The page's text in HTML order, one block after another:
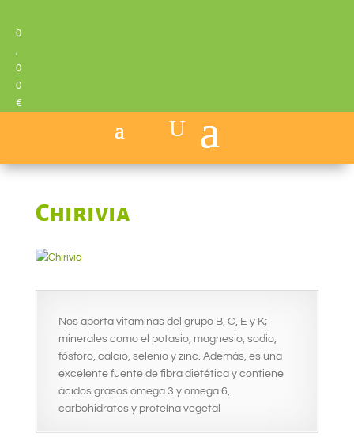
0
,
0
0
€
Chirivia
Nos aporta vitaminas del grupo B, C, E y K;
minerales como el potasio, magnesio, sodio,
fósforo, calcio, selenio y zinc. Además, es una
excelente fuente de fibra dietética y contiene
ácidos grasos omega 3 y omega 6,
carbohidratos y proteína vegetal